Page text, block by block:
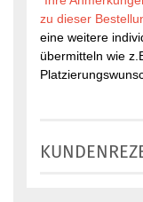
zu dieser
eine weitere
übermitteln wie